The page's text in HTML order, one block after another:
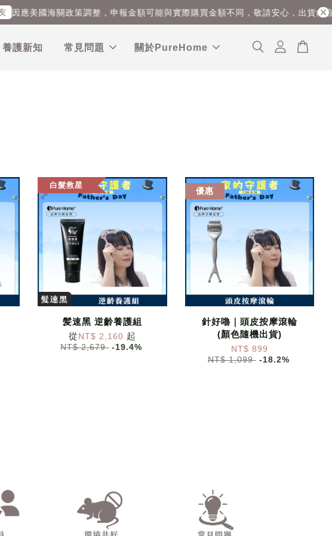
因應美國海關政策調整，申報金額可能與實際購買金額不同，敬請安心，出貨內容
養護新知 常見問題 關於PureHome
白髮救星
髪速黑 逆齡養護組
從NT$ 2,160 起
NT$ 2,679 -19.4%
優惠
針好嚕｜頭皮按摩滾輪
(顏色隨機出貨)
NT$ 899
NT$ 1,099 -18.2%